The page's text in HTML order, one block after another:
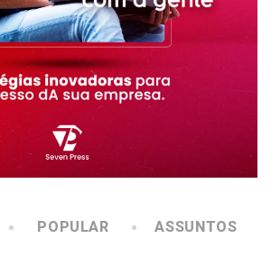
POPULAR ASSUNTOS